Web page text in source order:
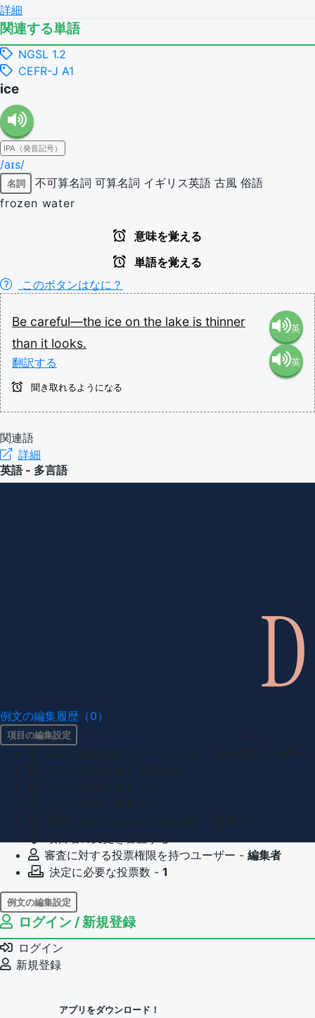
詳細
関連する単語
NGSL 1.2
CEFR-J A1
ice
IPA（発音記号）
/aɪs/
名詞 不可算名詞 可算名詞 イギリス英語 古風 俗語
frozen water
意味を覚える
単語を覚える
このボタンはなに？
Be careful—the ice on the lake is thinner
than it looks.
翻訳する
英
語（米
英
聞き取れるようになる
関連語
詳細
英語 - 多言語
例文の編集履歴（0）
項目の編集設定
審査に対する投票権限を持つユーザー - 編集者
決定に必要な投票数 - 1
例文の編集設定
例文の編集権限を持つユーザー -
例文の削除を審査する
審査に対する投票権限を持つユーザー -
決定に必要な投票数 -
ログイン / 新規登録
ログイン
新規登録
アプリをダウンロード！